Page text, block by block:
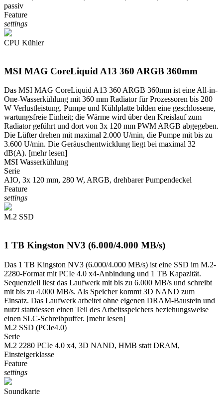
passiv
Feature
settings
CPU Kühler
MSI MAG CoreLiquid A13 360 ARGB 360mm
Das MSI MAG CoreLiquid A13 360 ARGB 360mm ist eine All-in-
One-Wasserkühlung mit 360 mm Radiator für Prozessoren bis 280
W Verlustleistung. Pumpe und Kühlplatte bilden eine geschlossene,
wartungsfreie Einheit; die Wärme wird über den Kreislauf zum
Radiator geführt und dort von 3x 120 mm PWM ARGB abgegeben.
Die Lüfter drehen mit maximal 2.000 U/min, die Pumpe mit bis zu
3.600 U/min. Die Geräuschentwicklung liegt bei maximal 32
dB(A). [mehr lesen]
MSI Wasserkühlung
Serie
AIO, 3x 120 mm, 280 W, ARGB, drehbarer Pumpendeckel
Feature
settings
M.2 SSD
1 TB Kingston NV3 (6.000/4.000 MB/s)
Das 1 TB Kingston NV3 (6.000/4.000 MB/s) ist eine SSD im M.2-
2280-Format mit PCIe 4.0 x4-Anbindung und 1 TB Kapazität.
Sequenziell liest das Laufwerk mit bis zu 6.000 MB/s und schreibt
mit bis zu 4.000 MB/s. Als Speicher kommt 3D NAND zum
Einsatz. Das Laufwerk arbeitet ohne eigenen DRAM-Baustein und
nutzt stattdessen einen Teil des Arbeitsspeichers beziehungsweise
einen SLC-Schreibpuffer. [mehr lesen]
M.2 SSD (PCIe4.0)
Serie
M.2 2280 PCIe 4.0 x4, 3D NAND, HMB statt DRAM,
Einsteigerklasse
Feature
settings
Soundkarte